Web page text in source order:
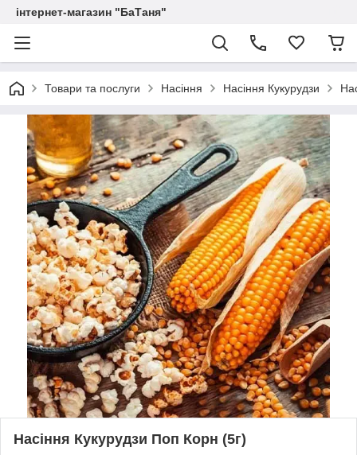
інтернет-магазин "БаТаня"
Товари та послуги Насіння Насіння Кукурудзи
Насіння Кукурудзи Поп Корн (5г)